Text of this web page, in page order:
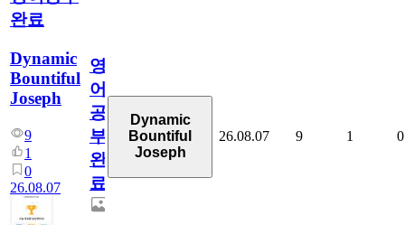
완료
Dynamic
Bountiful
Joseph
9
1
0
26.08.07
영
어
공
부
완
료
Dynamic
Bountiful
Joseph
26.08.07 9 1 0